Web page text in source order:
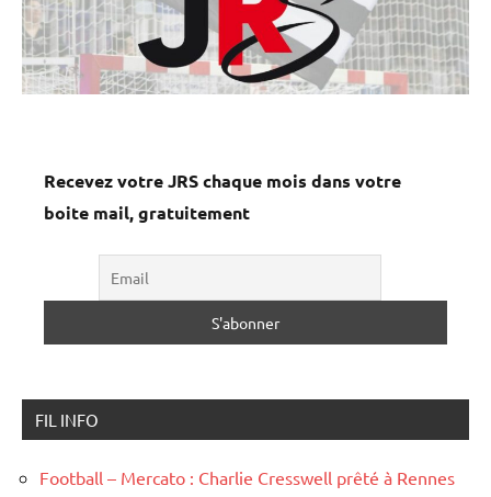
Recevez votre JRS chaque mois dans votre
boite mail, gratuitement
FIL INFO
Football – Mercato : Charlie Cresswell prêté à Rennes